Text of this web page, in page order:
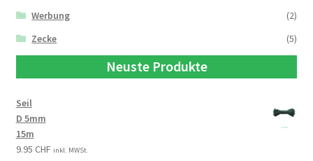
Werbung
(2)
Zecke
(5)
Neuste Produkte
Seil
D 5mm
15m
9.95 CHF inkl. MWSt.